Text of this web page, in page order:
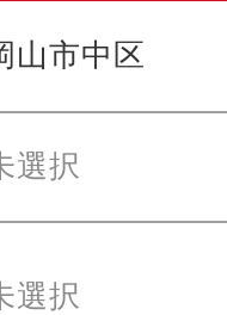
山市中区
選択
選択